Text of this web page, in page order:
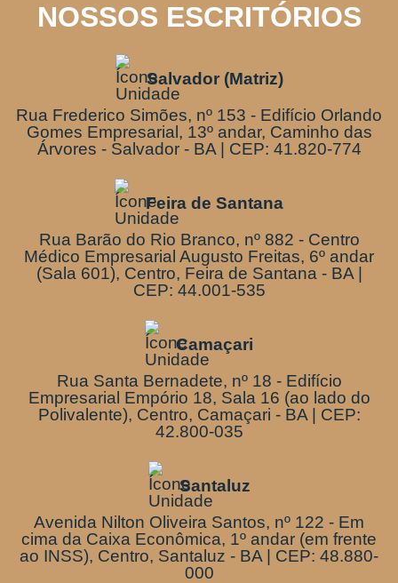
NOSSOS ESCRITÓRIOS
Salvador (Matriz)
Rua Frederico Simões, nº 153 - Edifício Orlando
Gomes Empresarial, 13º andar, Caminho das
Árvores - Salvador - BA | CEP: 41.820-774
Feira de Santana
Rua Barão do Rio Branco, nº 882 - Centro
Médico Empresarial Augusto Freitas, 6º andar
(Sala 601), Centro, Feira de Santana - BA |
CEP: 44.001-535
Camaçari
Rua Santa Bernadete, nº 18 - Edifício
Empresarial Empório 18, Sala 16 (ao lado do
Polivalente), Centro, Camaçari - BA | CEP:
42.800-035
Santaluz
Avenida Nilton Oliveira Santos, nº 122 - Em
cima da Caixa Econômica, 1º andar (em frente
ao INSS), Centro, Santaluz - BA | CEP: 48.880-
000